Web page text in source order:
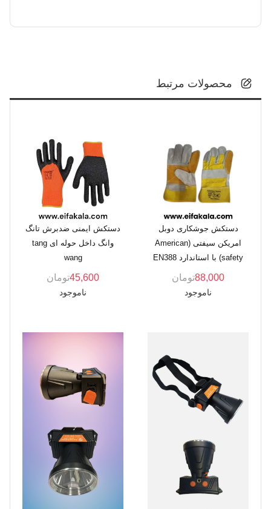
محصولات مرتبط
دستکش جوشکاری دوبل
امریکن سیفتی (American
safety) با استاندارد EN388
88,000تومان
ناموجود
دستکش ایمنی ضدبرش تانگ
وانگ داخل حوله ای tang
wang
45,600تومان
ناموجود